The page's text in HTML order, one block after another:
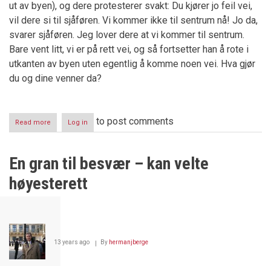
ut av byen), og dere protesterer svakt: Du kjører jo feil vei,
vil dere si til sjåføren. Vi kommer ikke til sentrum nå! Jo da,
svarer sjåføren. Jeg lover dere at vi kommer til sentrum.
Bare vent litt, vi er på rett vei, og så fortsetter han å rote i
utkanten av byen uten egentlig å komme noen vei. Hva gjør
du og dine venner da?
Read more about
Demonstrantens
Log in to post comments
En gran til besvær – kan velte
høyesterett
13 years ago By hermanjberge